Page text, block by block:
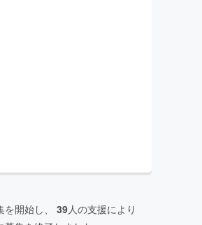
を開始し、 39人の支援により